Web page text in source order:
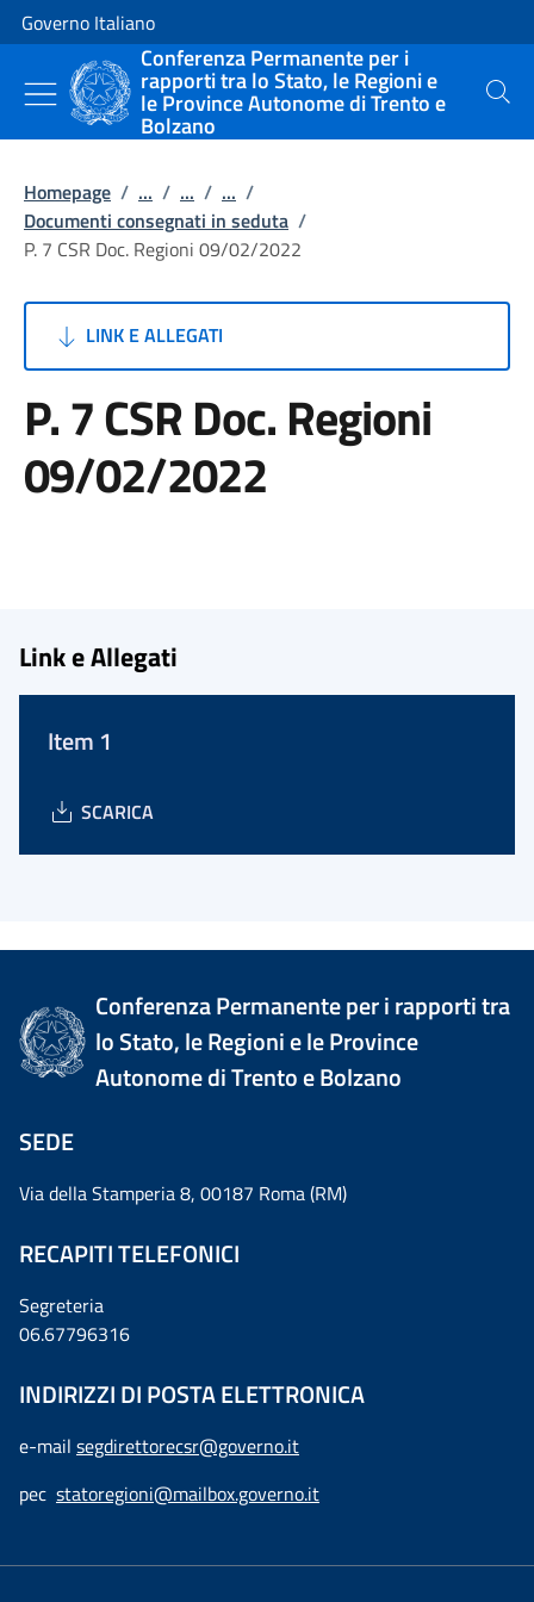
Vai al contenuto
Vai alla navigazione del sito
Governo Italiano
Conferenza Permanente per i
rapporti tra lo Stato, le Regioni e
le Province Autonome di Trento e
Bolzano
Cerca
Homepage / ... / ... / ... /
Documenti consegnati in seduta /
P. 7 CSR Doc. Regioni 09/02/2022
LINK E ALLEGATI
P. 7 CSR Doc. Regioni
09/02/2022
Link e Allegati
Item 1
SCARICA
Conferenza Permanente per i rapporti tra
lo Stato, le Regioni e le Province
Autonome di Trento e Bolzano
SEDE
Via della Stamperia 8, 00187 Roma (RM)
RECAPITI TELEFONICI
Segreteria
06.67796316
INDIRIZZI DI POSTA ELETTRONICA
e-mail segdirettorecsr@governo.it
pec statoregioni@mailbox.governo.it